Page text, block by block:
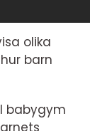
olika
barn
babygym